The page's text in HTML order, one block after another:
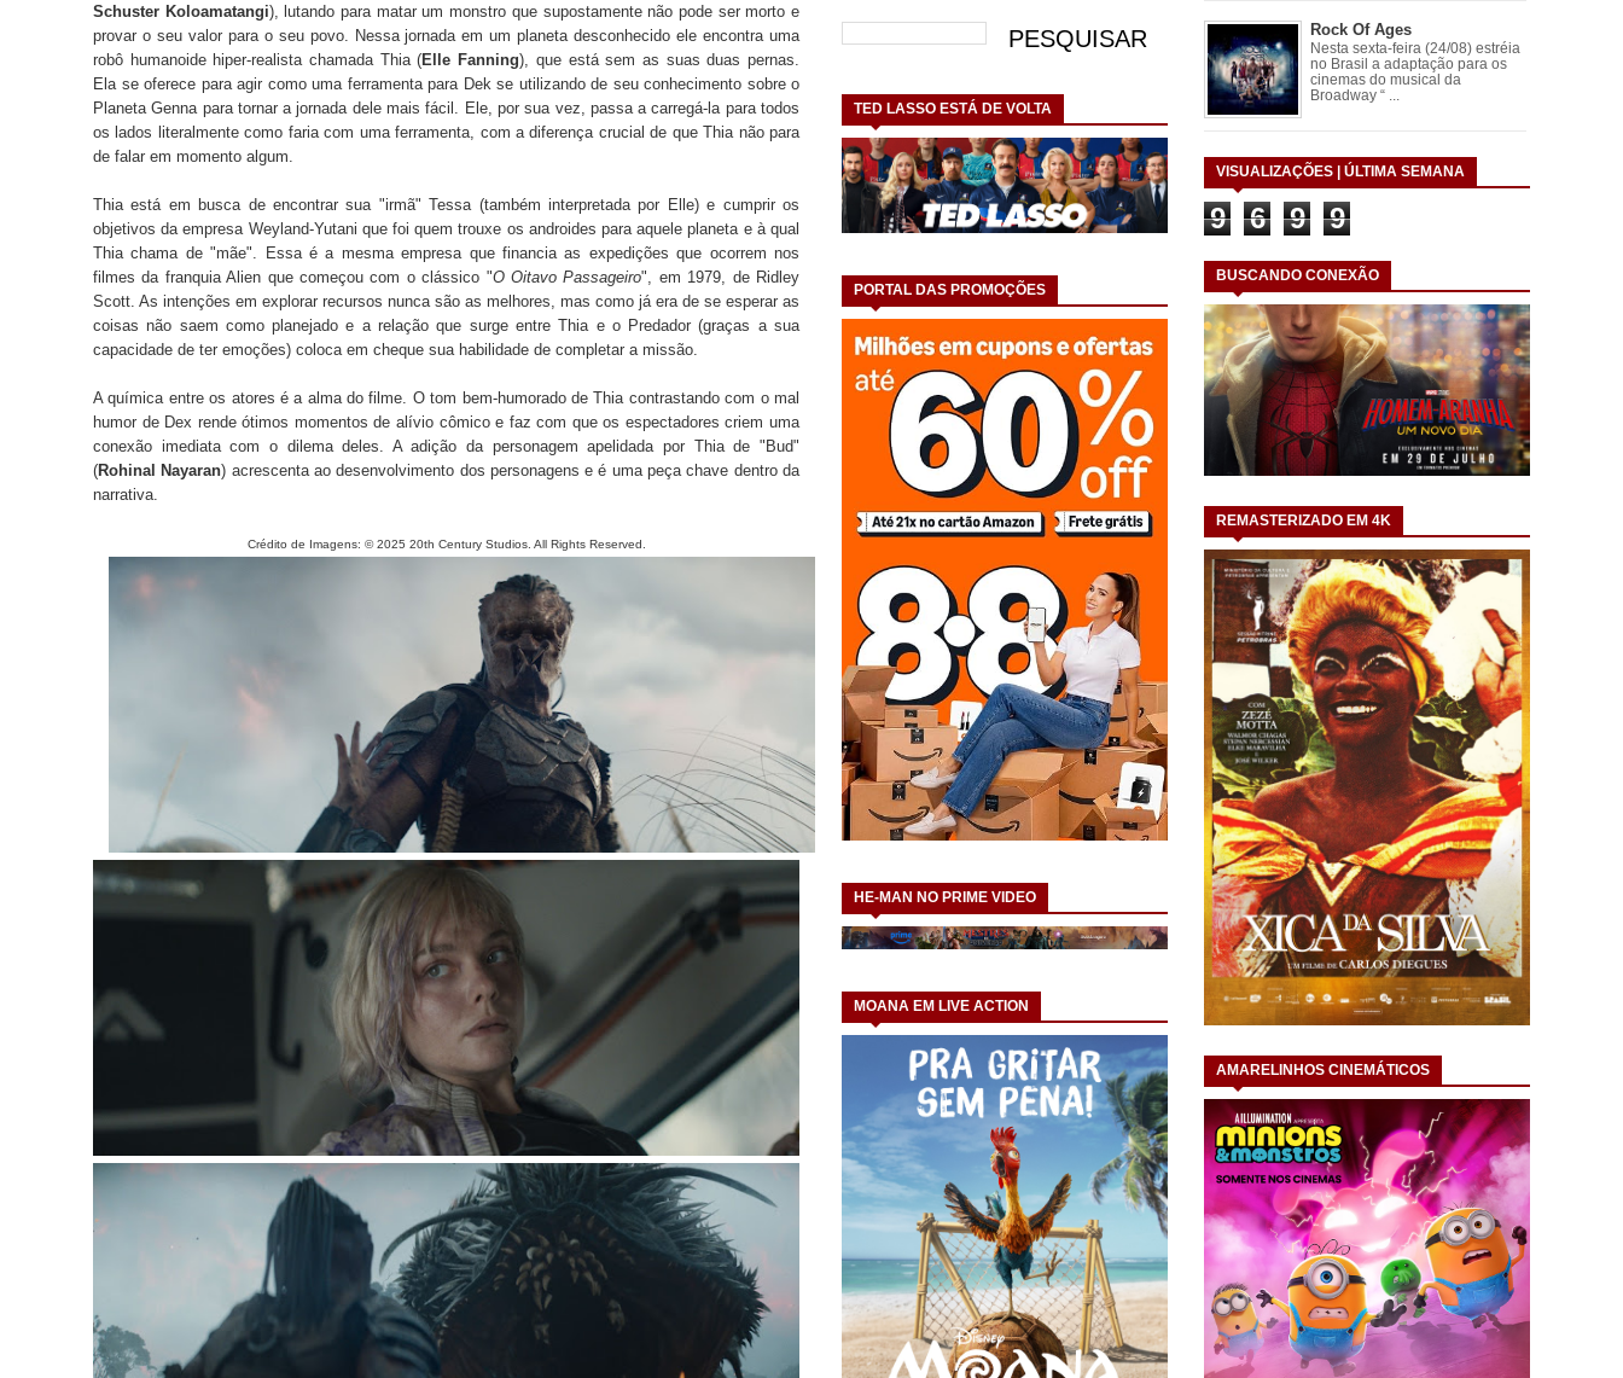
TED LASSO ESTÁ DE VOLTA
PORTAL DAS PROMOÇÕES
HE-MAN NO PRIME VIDEO
MOANA EM LIVE ACTION
Schuster Koloamatangi), lutando para matar um monstro que supostamente não pode ser morto e
provar o seu valor para o seu povo. Nessa jornada em um planeta desconhecido ele encontra uma
robô humanoide hiper-realista chamada Thia (Elle Fanning), que está sem as suas duas pernas.
Ela se oferece para agir como uma ferramenta para Dek se utilizando de seu conhecimento sobre o
Planeta Genna para tornar a jornada dele mais fácil. Ele, por sua vez, passa a carregá-la para todos
os lados literalmente como faria com uma ferramenta, com a diferença crucial de que Thia não para
de falar em momento algum.
Thia está em busca de encontrar sua "irmã" Tessa (também interpretada por Elle) e cumprir os
objetivos da empresa Weyland-Yutani que foi quem trouxe os androides para aquele planeta e à qual
Thia chama de "mãe". Essa é a mesma empresa que financia as expedições que ocorrem nos
filmes da franquia Alien que começou com o clássico "O Oitavo Passageiro", em 1979, de Ridley
Scott. As intenções em explorar recursos nunca são as melhores, mas como já era de se esperar as
coisas não saem como planejado e a relação que surge entre Thia e o Predador (graças a sua
capacidade de ter emoções) coloca em cheque sua habilidade de completar a missão.
A química entre os atores é a alma do filme. O tom bem-humorado de Thia contrastando com o mal
humor de Dex rende ótimos momentos de alívio cômico e faz com que os espectadores criem uma
conexão imediata com o dilema deles. A adição da personagem apelidada por Thia de "Bud"
(Rohinal Nayaran) acrescenta ao desenvolvimento dos personagens e é uma peça chave dentro da
narrativa.
Crédito de Imagens: © 2025 20th Century Studios. All Rights Reserved.
Rock Of Ages
Nesta sexta-feira (24/08) estréia
no Brasil a adaptação para os
cinemas do musical da
Broadway “ ...
VISUALIZAÇÕES | ÚLTIMA SEMANA
9 6 9 9
BUSCANDO CONEXÃO
REMASTERIZADO EM 4K
AMARELINHOS CINEMÁTICOS